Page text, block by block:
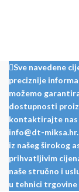
Sve navedene
preciznije
možemo
dostupnosti
kontaktirajte nas
info@dt-
iz našeg širokog
prihvatljivim
naše stručno i
u tehnici trgovine